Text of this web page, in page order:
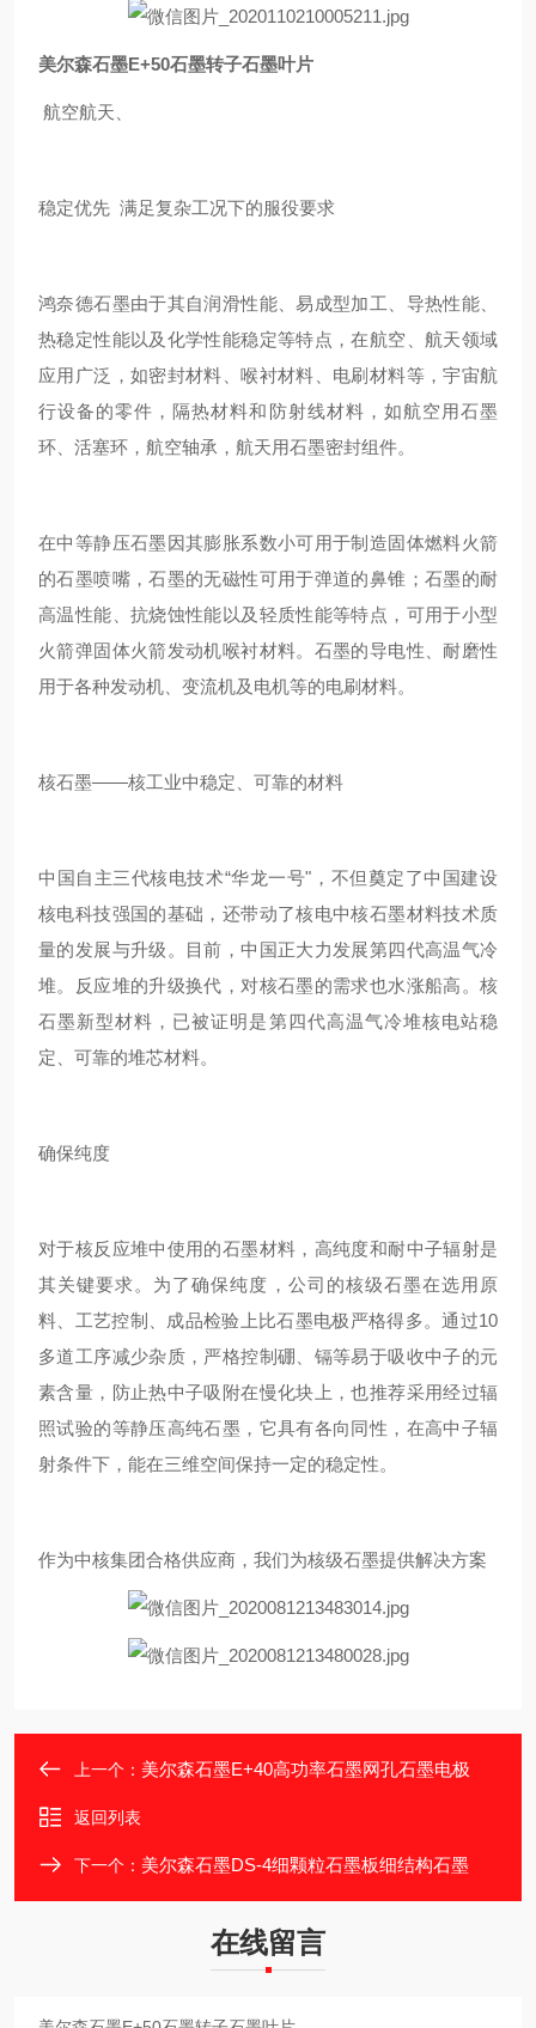
美尔森石墨E+50石墨转子石墨叶片
航空航天、
稳定优先 满足复杂工况下的服役要求
鸿奈德石墨由于其自润滑性能、易成型加工、导热性能、
热稳定性能以及化学性能稳定等特点，在航空、航天领域
应用广泛，如密封材料、喉衬材料、电刷材料等，宇宙航
行设备的零件，隔热材料和防射线材料，如航空用石墨
环、活塞环，航空轴承，航天用石墨密封组件。
在中等静压石墨因其膨胀系数小可用于制造固体燃料火箭
的石墨喷嘴，石墨的无磁性可用于弹道的鼻锥；石墨的耐
高温性能、抗烧蚀性能以及轻质性能等特点，可用于小型
火箭弹固体火箭发动机喉衬材料。石墨的导电性、耐磨性
用于各种发动机、变流机及电机等的电刷材料。
核石墨——核工业中稳定、可靠的材料
中国自主三代核电技术“华龙一号"，不但奠定了中国建设
核电科技强国的基础，还带动了核电中核石墨材料技术质
量的发展与升级。目前，中国正大力发展第四代高温气冷
堆。反应堆的升级换代，对核石墨的需求也水涨船高。核
石墨新型材料，已被证明是第四代高温气冷堆核电站稳
定、可靠的堆芯材料。
确保纯度
对于核反应堆中使用的石墨材料，高纯度和耐中子辐射是
其关键要求。为了确保纯度，公司的核级石墨在选用原
料、工艺控制、成品检验上比石墨电极严格得多。通过10
多道工序减少杂质，严格控制硼、镉等易于吸收中子的元
素含量，防止热中子吸附在慢化块上，也推荐采用经过辐
照试验的等静压高纯石墨，它具有各向同性，在高中子辐
射条件下，能在三维空间保持一定的稳定性。
作为中核集团合格供应商，我们为核级石墨提供解决方案
上一个： 美尔森石墨E+40高功率石墨网孔石墨电极
返回列表
下一个： 美尔森石墨DS-4细颗粒石墨板细结构石墨
在线留言